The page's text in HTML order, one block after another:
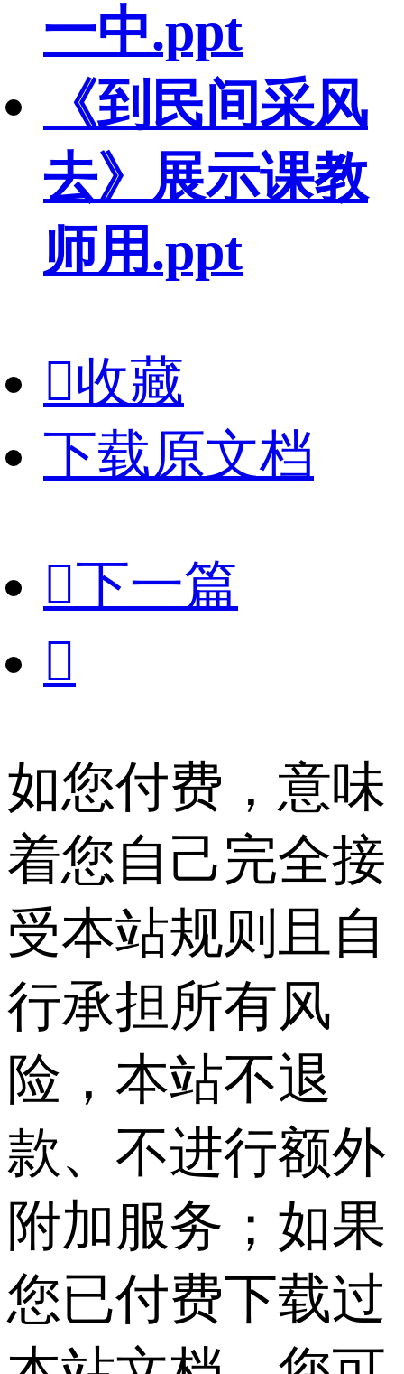
一中.ppt
《到民间采风
去》展示课教
师用.ppt
收藏
下载原文档
下一篇

如您付费，意味
着您自己完全接
受本站规则且自
行承担所有风
险，本站不退
款、不进行额外
附加服务；如果
您已付费下载过